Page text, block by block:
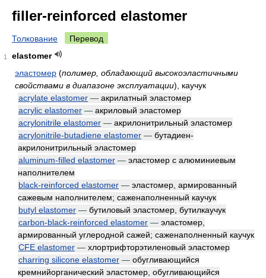
filler-reinforced elastomer
Толкование Перевод
1
elastomer
эластомер (полимер, обладающий высокоэластичными
свойствами в диапазоне эксплуатации) , каучук
acrylate elastomer — акрилатный эластомер
acrylic elastomer — акриловый эластомер
acrylonitrile elastomer — акрилонитрильный эластомер
acrylonitrile-butadiene elastomer — бутадиен-
акрилонитрильный эластомер
aluminum-filled elastomer — эластомер с алюминиевым
наполнителем
black-reinforced elastomer — эластомер, армированный
сажевым наполнителем; саженаполненный каучук
butyl elastomer — бутиловый эластомер, бутилкаучук
carbon-black-reinforced elastomer — эластомер,
армированный углеродной сажей; саженаполненный каучук
CFE elastomer — хлортрифторэтиленовый эластомер
charring silicone elastomer — обугливающийся
кремнийорганический эластомер, обугливающийся